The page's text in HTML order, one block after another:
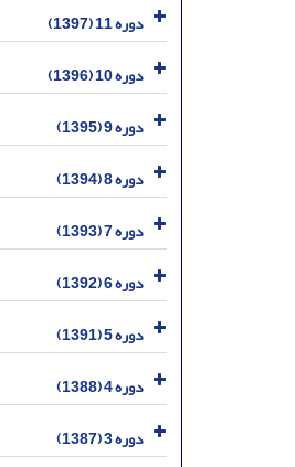
دوره 11 (1397)
دوره 10 (1396)
دوره 9 (1395)
دوره 8 (1394)
دوره 7 (1393)
دوره 6 (1392)
دوره 5 (1391)
دوره 4 (1388)
دوره 3 (1387)